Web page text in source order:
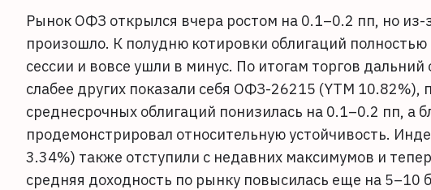
Рынок ОФЗ открылся вчера ростом на 0.1–0.2 пп, но
произошло. К полудню котировки облигаций
сессии и вовсе ушли в минус. По итогам торгов
слабее других показали себя ОФЗ-26215 (YTM
среднесрочных облигаций понизилась на 0.1–0.2 пп, а
продемонстрировал относительную устойчивость.
3.34%) также отступили с недавних максимумов и
средняя доходность по рынку повысилась еще на 5–10